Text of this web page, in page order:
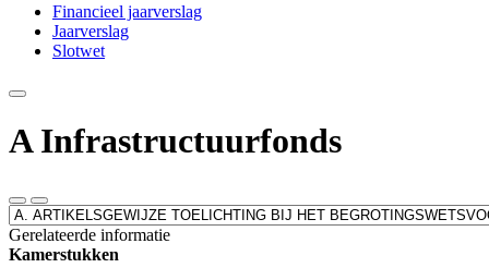
Financieel jaarverslag
Jaarverslag
Slotwet
Deze
e-
mailen
A Infrastructuurfonds
Leesmodus
Toon
gerelateerde
informatie
Direct
naar
Gerelateerde informatie
Kamerstukken